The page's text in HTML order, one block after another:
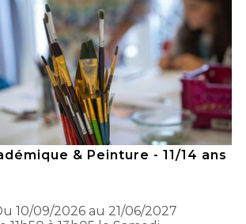
& Peinture - 11/14 ans
10/09/2026 au 21/06/2027